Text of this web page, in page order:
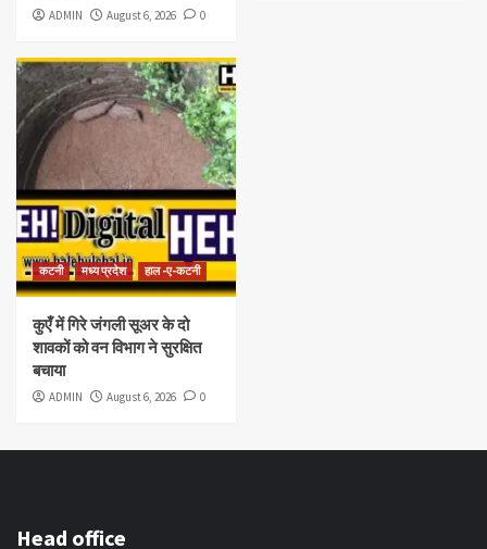
ADMIN August 6, 2026 0
कटनी मध्य प्रदेश हाल -ए-कटनी
कुएँ में गिरे जंगली सूअर के दो
शावकों को वन विभाग ने सुरक्षित
बचाया
ADMIN August 6, 2026 0
Head office